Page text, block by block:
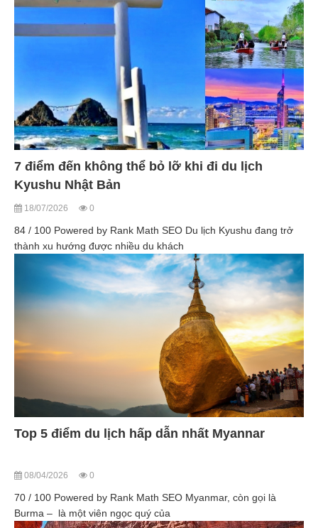
7 điểm đến không thể bỏ lỡ khi đi du lịch
Kyushu Nhật Bản
18/07/2026 0
84 / 100 Powered by Rank Math SEO Du lịch Kyushu đang trở
thành xu hướng được nhiều du khách
Top 5 điểm du lịch hấp dẫn nhất Myannar
08/04/2026 0
70 / 100 Powered by Rank Math SEO Myanmar, còn gọi là
Burma – là một viên ngọc quý của